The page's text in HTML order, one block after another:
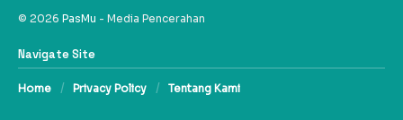
© 2026 PasMu - Media Pencerahan
Navigate Site
Home Privacy Policy Tentang Kami